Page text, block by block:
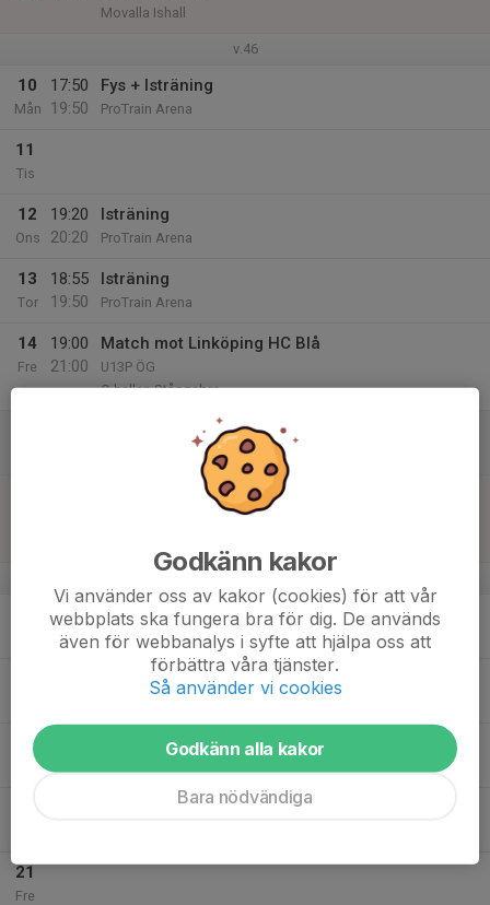
Movalla Ishall
v.46
10
Mån
17:50
19:50
Fys + Isträning
ProTrain Arena
11
Tis
12
Ons
19:20
20:20
Isträning
ProTrain Arena
13
Tor
18:55
19:50
Isträning
ProTrain Arena
14
Fre
19:00
21:00
Match mot Linköping HC Blå
U13P ÖG
C-hallen Stångebro
Match mot HC Dalen
16:30
18:20
Isträning + Fys
ProTrain Arena
19
Ons
Isträning
21
Fre
Godkänn kakor
Vi använder oss av kakor (cookies) för att vår
webbplats ska fungera bra för dig. De används
även för webbanalys i syfte att hjälpa oss att
förbättra våra tjänster.
Så använder vi cookies
Godkänn alla kakor
Bara nödvändiga